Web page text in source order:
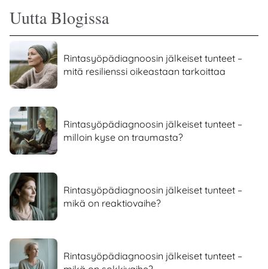
Uutta Blogissa
Rintasyöpädiagnoosin jälkeiset tunteet –
mitä resilienssi oikeastaan tarkoittaa
Rintasyöpädiagnoosin jälkeiset tunteet –
milloin kyse on traumasta?
Rintasyöpädiagnoosin jälkeiset tunteet –
mikä on reaktiovaihe?
Rintasyöpädiagnoosin jälkeiset tunteet –